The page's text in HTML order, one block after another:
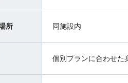
所 同施設内
個別プランに合わせた